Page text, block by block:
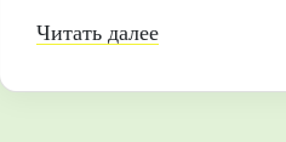
Читать далее